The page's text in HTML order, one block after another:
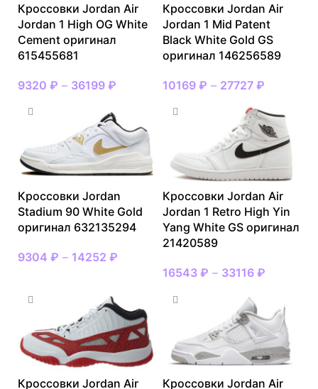
Кроссовки Jordan Air
Jordan 1 High OG White
Cement оригинал
615455681
9320 ₽ – 36199 ₽
Кроссовки Jordan Air
Jordan 1 Mid Patent
Black White Gold GS
оригинал 146256589
10169 ₽ – 27727 ₽
Кроссовки Jordan
Stadium 90 White Gold
оригинал 632135294
9304 ₽ – 14252 ₽
Кроссовки Jordan Air
Jordan 1 Retro High Yin
Yang White GS оригинал
21420589
16543 ₽ – 33116 ₽
Кроссовки Jordan Air
Кроссовки Jordan Air